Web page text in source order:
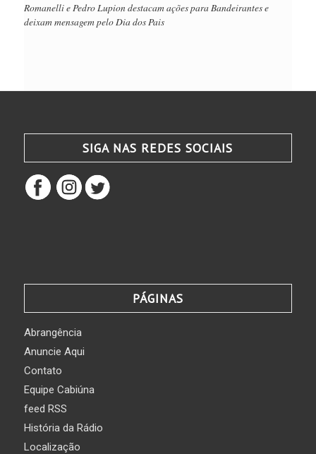
Romanelli e Pedro Lupion destacam ações para Bandeirantes e
deixam mensagem pelo Dia dos Pais
SIGA NAS REDES SOCIAIS
PÁGINAS
Abrangência
Anuncie Aqui
Contato
Equipe Cabiúna
feed RSS
História da Rádio
Localização